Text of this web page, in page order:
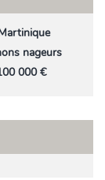
nageurs
000 €